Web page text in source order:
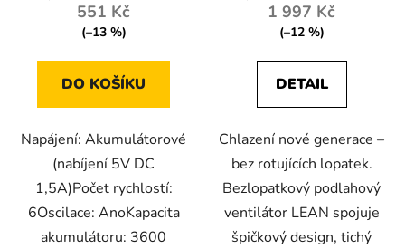
551 Kč
(–13 %)
DO KOŠÍKU
Napájení: Akumulátorové
(nabíjení 5V DC
1,5A)Počet rychlostí:
6Oscilace: AnoKapacita
akumulátoru: 3600
1 997 Kč
(–12 %)
DETAIL
Chlazení nové generace –
bez rotujících lopatek.
Bezlopatkový podlahový
ventilátor LEAN spojuje
špičkový design, tichý